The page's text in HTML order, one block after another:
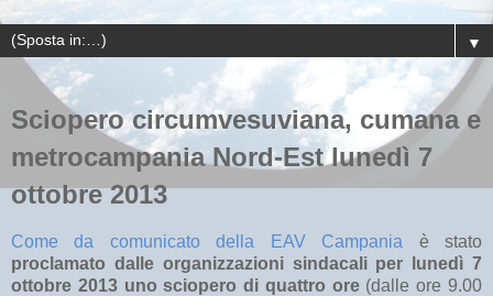
▼
Sciopero circumvesuviana, cumana e
metrocampania Nord-Est lunedì 7
ottobre 2013
Come da comunicato della EAV Campania è stato
proclamato dalle organizzazioni sindacali per lunedì 7
ottobre 2013 uno sciopero di quattro ore (dalle ore 9.00